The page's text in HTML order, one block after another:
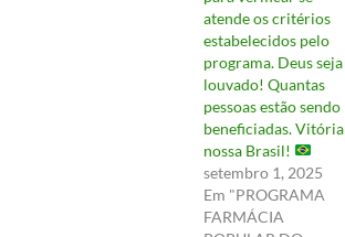
atende os critérios
estabelecidos pelo
programa. Deus seja
louvado! Quantas
pessoas estão sendo
beneficiadas. Vitória
nossa Brasil!
setembro 1, 2025
Em "PROGRAMA
FARMÁCIA